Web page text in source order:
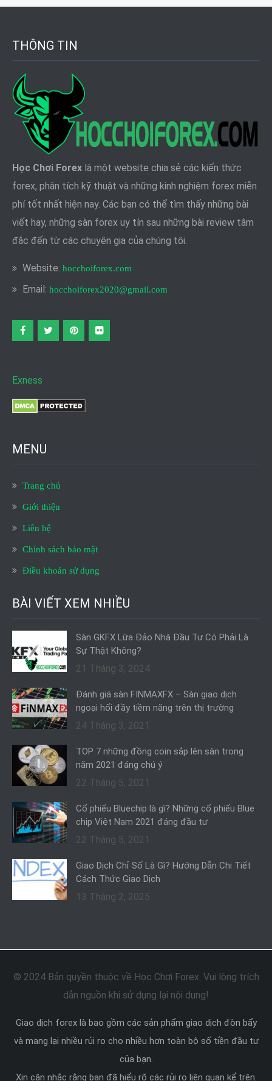
THÔNG TIN
Học Chơi Forex là một website chia sẻ các kiến thức
forex, phân tích kỹ thuật và những kinh nghiệm forex miễn
phí tốt nhất hiện nay. Các bạn có thể tìm thấy những bài
viết hay, những sàn forex uy tín sau những bài review tâm
đắc đến từ các chuyên gia của chúng tôi.
Website: hocchoiforex.com
Email: hocchoiforex2020@gmail.com
Exness
MENU
Trang chủ
Giới thiệu
Liên hệ
Chính sách bảo mật
Điều khoản sử dụng
BÀI VIẾT XEM NHIỀU
Sàn GKFX Lừa Đảo Nhà Đầu Tư Có Phải Là
Sự Thật Không?
21 Tháng 3, 2024
Đánh giá sàn FINMAXFX – Sàn giao dịch
ngoại hối đầy tiềm năng trên thị trường
24 Tháng 3, 2021
TOP 7 những đồng coin sắp lên sàn trong
năm 2021 đáng chú ý
22 Tháng 5, 2021
Cổ phiếu Bluechip là gì? Những cổ phiếu Blue
chip Việt Nam 2021 đáng đầu tư
22 Tháng 5, 2021
Giao Dịch Chỉ Số Là Gì? Hướng Dẫn Chi Tiết
Cách Thức Giao Dịch
13 Tháng 2, 2025
© 2024 Bản quyền thuộc về Học Chơi Forex. Vui lòng trích
dẫn nguồn khi sử dụng lại nội dung!
Giao dịch forex là bao gồm các sản phẩm giao dịch đòn bẩy
và mang lại nhiều rủi ro cho nhiều hơn toàn bộ số tiền đầu tư
của bạn.
Xin cân nhắc rằng bạn đã hiểu rõ các rủi ro liên quan kể trên.